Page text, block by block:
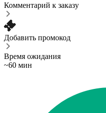
Комментарий к заказу
Добавить промокод
Время ожидания
~60 мин